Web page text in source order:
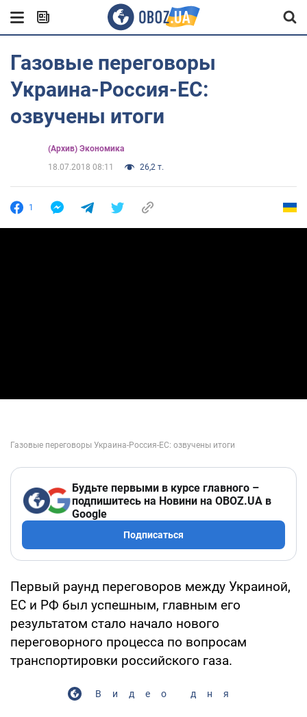
Газовые переговоры
Украина-Россия-ЕС:
озвучены итоги
(Архив) Экономика
18.07.2018 08:11
26,2 т.
1
Будьте первыми в курсе главного –
подпишитесь на Новини на OBOZ.UA в
Google
Подписаться
Первый раунд переговоров между Украиной,
ЕС и РФ был успешным, главным его
результатом стало начало нового
переговорного процесса по вопросам
транспортировки российского газа.
Видео дня